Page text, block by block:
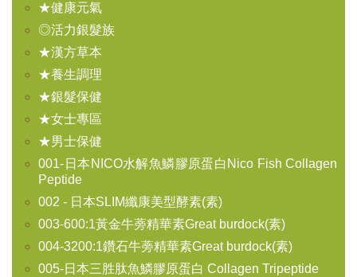
★健康元氣
◎活力銀髮族
★漢方草本
★養生調理
★銀髮保健
★女士專區
★男士保健
001-日本NICO水解魚鱗膠原蛋白Nico Fish Collagen
Peptide
002 - 日本SLIM纖康美型酵素(素)
003-600:1黃金牛蒡精華素Great burdock(素)
004-3200:1鑽石牛蒡精華素Great burdock(素)
005-日本三胜肽魚鱗膠原蛋白 Collagen Tripeptide